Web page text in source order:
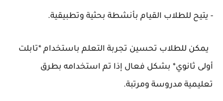
- يتيح للطلاب القيام بأنشطة بحثية وتطبيقية.
يمكن للطلاب تحسين تجربة التعلم باستخدام *تابلت
أولى ثانوي* بشكل فعال إذا تم استخدامه بطرق
تعليمية مدروسة ومرتبة.